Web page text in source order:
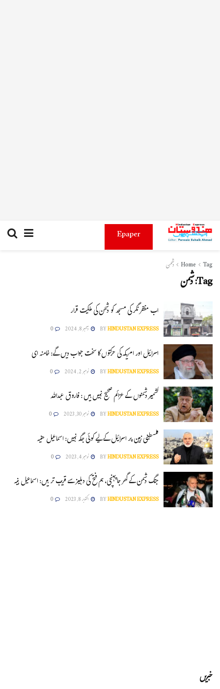
Epaper
Home Tag دشمن
Tag:دشمن
اب مظفر نگر کی مسجد کو دشمن کی ملکیت قرار
BYHINDUSTAN EXPRESS دسمبر 8, 2024 0
اسرائیل اور امریکہ کی حرکتوں کا سخت جواب دیں گے: خامنہ ای
BYHINDUSTAN EXPRESS نومبر 2, 2024 0
کشمیر دشمنوں کے عزائم صحیح نہیں ہیں : فاروق عبداللہ
BYHINDUSTAN EXPRESS نومبر 30, 2023 0
فلسطینی زمین پر اسرائیل کے لیے کوئی جگہ نہیں: اسماعیل ھنیہ
BYHINDUSTAN EXPRESS نومبر 4, 2023 0
جنگ دشمن کے گھر جا پہنچی، ہم فتح کی دہلیز سے قریب تر ہیں: اسماعیل ہنیہ
BYHINDUSTAN EXPRESS اکتوبر 8, 2023 0
خبریں